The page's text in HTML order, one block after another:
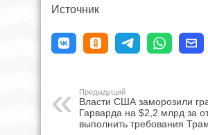
Источник
Предыдущий
Власти США заморозили
Гарварда на $2,2 млрд за
выполнить требования